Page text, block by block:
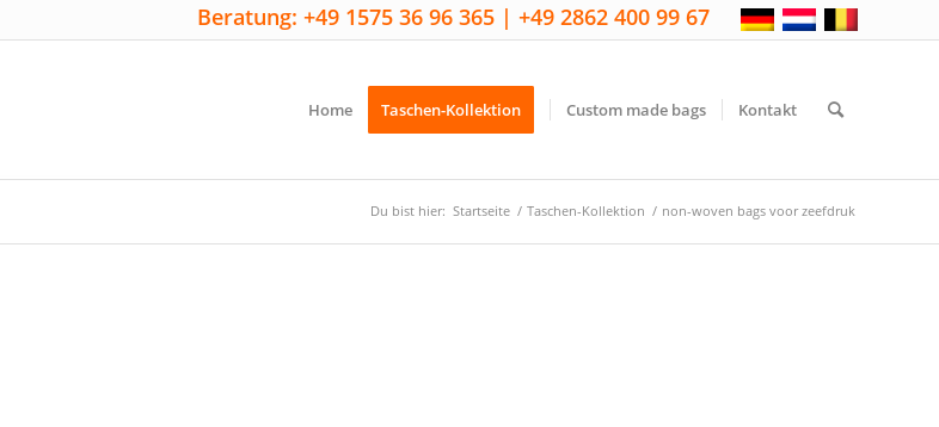
Beratung: +49 1575 36 96 365 | +49 2862 400 99 67
Home Taschen-Kollektion Custom made bags Kontakt
Du bist hier: Startseite / Taschen-Kollektion / non-woven bags voor zeefdruk